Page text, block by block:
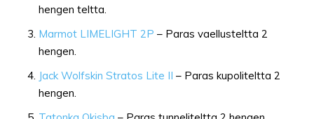
hengen teltta.
Marmot LIMELIGHT 2P – Paras vaellusteltta 2
hengen.
Jack Wolfskin Stratos Lite II – Paras kupoliteltta 2
hengen.